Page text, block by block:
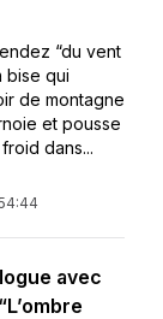
“du vent
bise qui
de montagne
et pousse
dans...
avec